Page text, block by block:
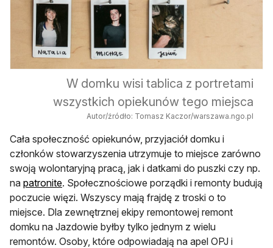
W domku wisi tablica z portretami
wszystkich opiekunów tego miejsca
Autor/źródło: Tomasz Kaczor/warszawa.ngo.pl
Cała społeczność opiekunów, przyjaciół domku i
członków stowarzyszenia utrzymuje to miejsce zarówno
swoją wolontaryjną pracą, jak i datkami do puszki czy np.
na patroniteotwiera się w nowej karcie
. Społecznościowe porządki i remonty budują
poczucie więzi. Wszyscy mają frajdę z troski o to
miejsce. Dla zewnętrznej ekipy remontowej remont
domku na Jazdowie byłby tylko jednym z wielu
remontów. Osoby, które odpowiadają na apel OPJ i